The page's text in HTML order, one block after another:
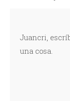
Juancri,
una cosa.